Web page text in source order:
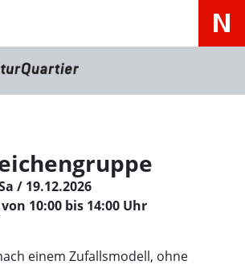
/ 19.12.2026
10:00 bis 14:00 Uhr
einem Zufallsmodell, ohne